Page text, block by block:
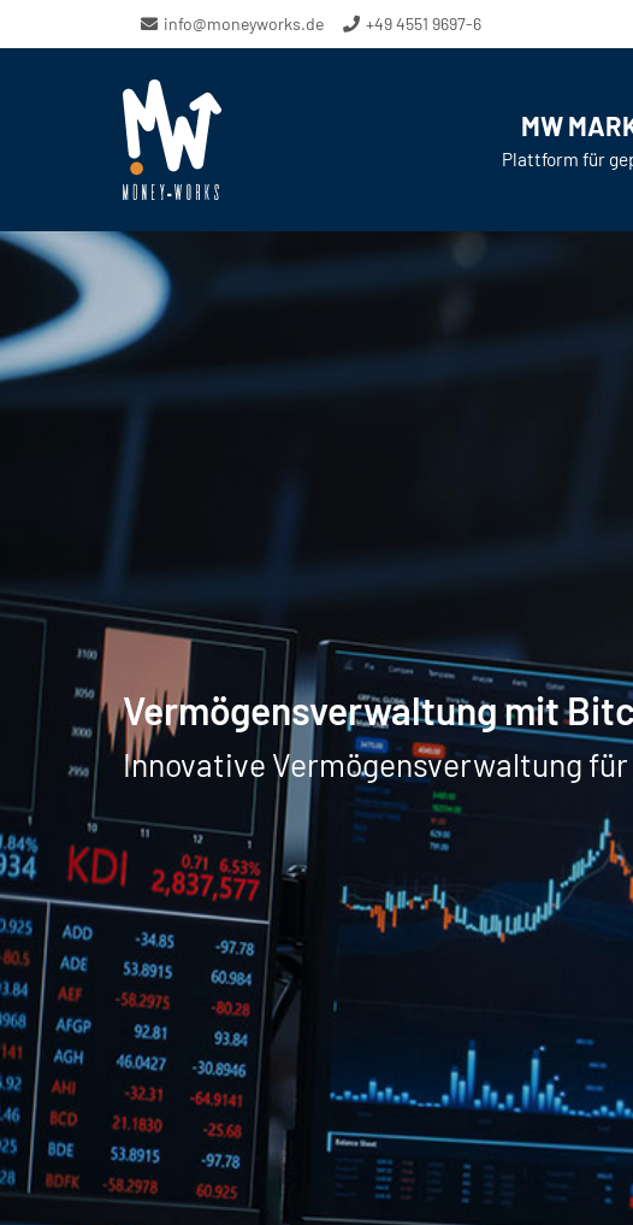
info@moneyworks.de +49 4551 9697-6
MW
Plattform für
Vermögensverwaltung mit
Innovative Vermögensverwaltung